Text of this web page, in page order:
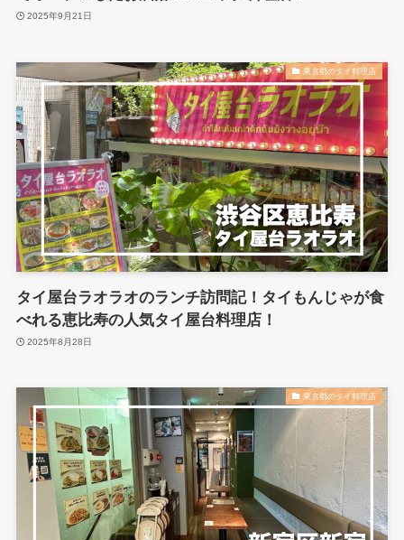
2025年9月21日
東京都のタイ料理店
タイ屋台ラオラオのランチ訪問記！タイもんじゃが食
べれる恵比寿の人気タイ屋台料理店！
2025年8月28日
東京都のタイ料理店